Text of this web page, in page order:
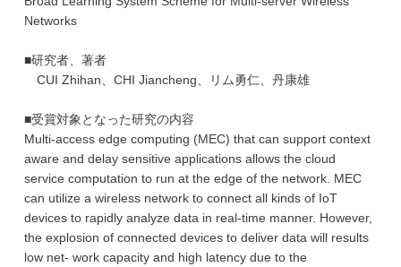
Networks
■研究者、著者
CUI Zhihan、CHI Jiancheng、リム勇仁、丹康雄
■受賞対象となった研究の内容
Multi-access edge computing (MEC) that can support context
aware and delay sensitive applications allows the cloud
service computation to run at the edge of the network. MEC
can utilize a wireless network to connect all kinds of IoT
devices to rapidly analyze data in real-time manner. However,
the explosion of connected devices to deliver data will results
low net- work capacity and high latency due to the